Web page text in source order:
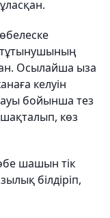
Осылайша ыза
келуін
бойынша тез
көз
шашын тік
білдіріп,